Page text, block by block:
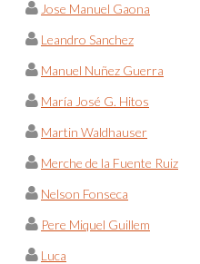
Jose Manuel Gaona
Leandro Sanchez
Manuel Nuñez Guerra
María José G. Hitos
Martin Waldhauser
Merche de la Fuente Ruiz
Nelson Fonseca
Pere Miquel Guillem
Luca